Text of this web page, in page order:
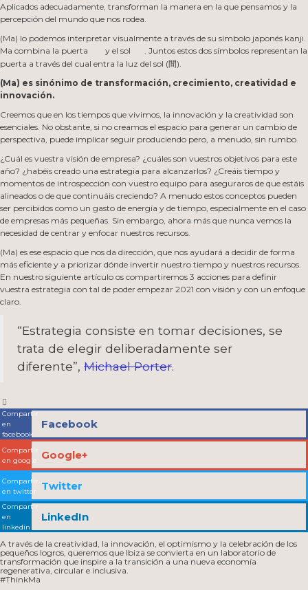
Aplicados adecuadamente, transforman la manera en la que pensamos y la
percepción del mundo que nos rodea.
(Ma) lo podemos interpretar visualmente a través de su símbolo japonés kanji.
Ma combina la puerta
y el sol
. Juntos estos dos símbolos representan la
puerta a través del cual entra la luz del sol (間).
(Ma) es sinónimo de transformación, crecimiento, creatividad e
innovación.
Creemos que en los tiempos que vivimos, la innovación y la creatividad son
esenciales. No obstante, si no creamos el espacio para generar un cambio de
perspectiva, puede implicar seguir produciendo pero, a menudo, sin rumbo.
¿Cuál es vuestra visión de empresa? ¿cuáles son vuestros objetivos para este
año? ¿habéis creado una estrategia para alcanzarlos? ¿Creáis tiempo y
momentos de introspección con vuestro equipo para aseguraros de que estáis
alineados o de que continuáis creciendo? A menudo estos conceptos pueden
ser percibidos como un gasto de energía y de tiempo, especialmente en el caso
de empresas más pequeñas. Sin embargo, ahora más que nunca vemos la
necesidad de centrar y enfocar nuestros recursos.
(Ma) es ese espacio que nos da dirección, que nos ayudará a decidir de forma
más eficiente y a priorizar dónde invertir nuestro tiempo y nuestros recursos.
En nuestro siguiente artículo os compartiremos 3 acciones para definir
vuestra estrategia con tal de poder empezar 2021 con visión y con un enfoque
claro.
“Estrategia consiste en tomar decisiones, se
trata de elegir deliberadamente ser
diferente”, Michael Porter.
Compartir
en
facebook
Facebook
Compartir
en google
Google+
Compartir
en twitter
Twitter
Compartir
en
linkedin
LinkedIn
A través de la creatividad, la innovación, el optimismo y la celebración de los
pequeños logros, queremos que Ibiza se convierta en un laboratorio de
transformación que inspire a la transición a una nueva economía
regenerativa, circular e inclusiva.
#ThinkMa